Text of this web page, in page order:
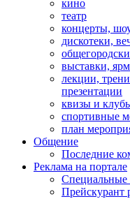
кино
театр
концерты,
дискотеки,
выставки,
лекции,
презентации
квизы и
спортивные
план
Общение
Последние
Реклама на портале
Специальные
Прейскурант